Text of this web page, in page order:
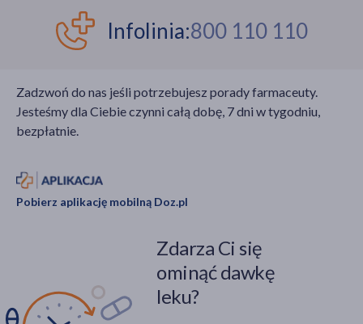
Infolinia:800 110 110
Zadzwoń do nas jeśli potrzebujesz porady farmaceuty.
Jesteśmy dla Ciebie czynni całą dobę, 7 dni w tygodniu,
bezpłatnie.
Pobierz aplikację mobilną Doz.pl
Zdarza Ci się
ominąć dawkę
leku?